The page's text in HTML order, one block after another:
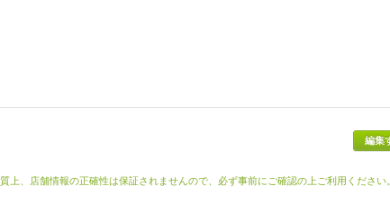
上、店舗情報の正確性は保証されませんので、必ず事前にご確認の上ご利用ください。